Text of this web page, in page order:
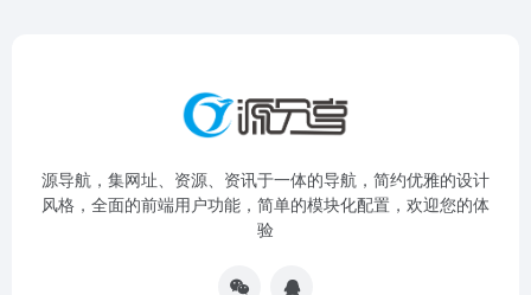
源导航，集网址、资源、资讯于一体的导航，简约优雅的设计
风格，全面的前端用户功能，简单的模块化配置，欢迎您的体
验